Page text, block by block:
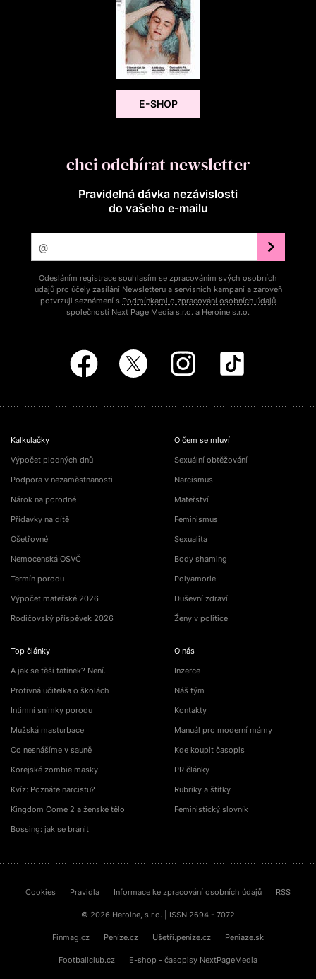
E-SHOP
chci odebírat newsletter
Pravidelná dávka nezávislosti
do vašeho e‑mailu
Odesláním registrace souhlasím se zpracováním svých osobních
údajů pro účely zasílání Newsletteru a servisních kampaní a zároveň
potvrzuji seznámení s Podmínkami o zpracování osobních údajů
společností Next Page Media s.r.o. a Heroine s.r.o.
Kalkulačky
Výpočet plodných dnů
Podpora v nezaměstnanosti
Nárok na porodné
Přídavky na dítě
Ošetřovné
Nemocenská OSVČ
Termín porodu
Výpočet mateřské 2026
Rodičovský příspěvek 2026
Top články
A jak se těší tatínek? Není…
Protivná učitelka o školách
Intimní snímky porodu
Mužská masturbace
Co nesnášíme v sauně
Korejské zombie masky
Kvíz: Poznáte narcistu?
Kingdom Come 2 a ženské tělo
Bossing: jak se bránit
O čem se mluví
Sexuální obtěžování
Narcismus
Mateřství
Feminismus
Sexualita
Body shaming
Polyamorie
Duševní zdraví
Ženy v politice
O nás
Inzerce
Náš tým
Kontakty
Manuál pro moderní mámy
Kde koupit časopis
PR články
Rubriky a štítky
Feministický slovník
Cookies Pravidla Informace ke zpracování osobních údajů RSS
© 2026 Heroine, s.r.o. | ISSN 2694 - 7072
Finmag.cz Peníze.cz Ušetři.peníze.cz Peniaze.sk
Footballclub.cz E-shop - časopisy NextPageMedia